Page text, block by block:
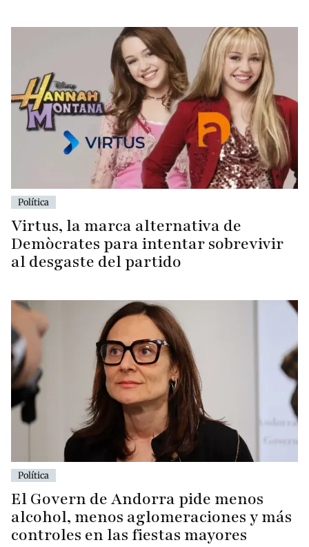
Política
Virtus, la marca alternativa de
Demòcrates para intentar sobrevivir
al desgaste del partido
Política
El Govern de Andorra pide menos
alcohol, menos aglomeraciones y más
controles en las fiestas mayores